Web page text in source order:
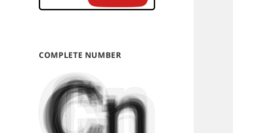
COMPLETE NUMBER